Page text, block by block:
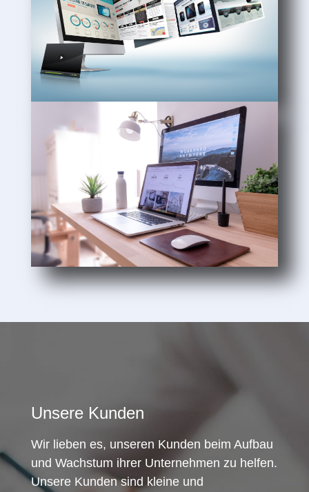
Unsere Kunden
Wir lieben es, unseren Kunden beim Aufbau
und Wachstum ihrer Unternehmen zu helfen.
Unsere Kunden sind kleine und